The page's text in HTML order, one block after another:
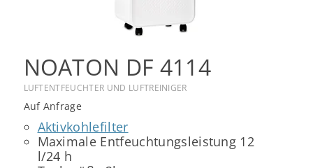
NOATON DF 4114
LUFTENTFEUCHTER UND LUFTREINIGER
Auf Anfrage
Aktivkohlefilter
Maximale Entfeuchtungsleistung 12
l/24 h